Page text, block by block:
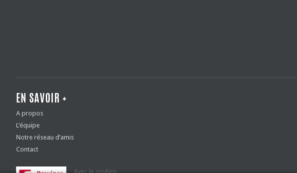
EN SAVOIR +
A propos
L’équipe
Notre réseau d’amis
Contact
Avec le soutien